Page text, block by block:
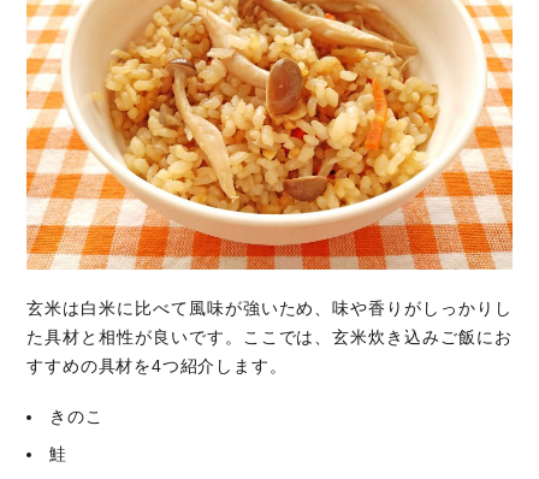
玄米は白米に比べて風味が強いため、味や香りがしっかりし
た具材と相性が良いです。ここでは、玄米炊き込みご飯にお
すすめの具材を4つ紹介します。
きのこ
鮭